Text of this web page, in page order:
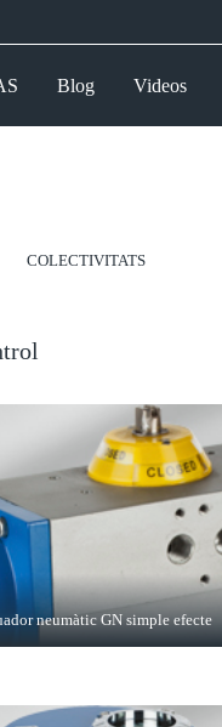
Blog Videos
COLECTIVITATS
neumàtic GN simple efecte